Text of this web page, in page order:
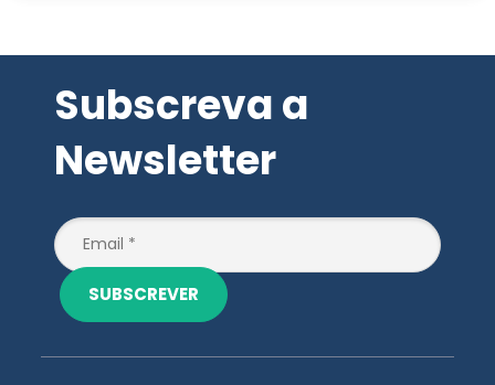
Newsletter